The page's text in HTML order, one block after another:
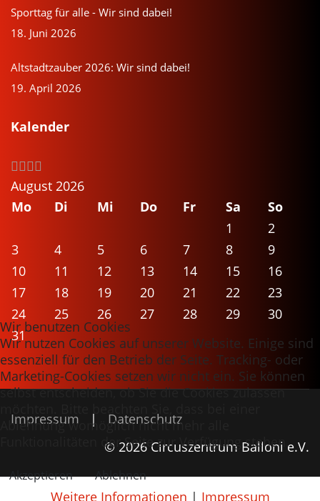
Sporttag für alle - Wir sind dabei!
18. Juni 2026
Altstadtzauber 2026: Wir sind dabei!
19. April 2026
Kalender
August 2026
Mo
Di Mi Do Fr Sa
So
1
2
3
4 5 6 7 8
9
10
11 12 13 14 15
16
17
18 19 20 21 22
23
24
25 26 27 28 29
30
31
Impressum | Datenschutz
© 2026 Circuszentrum Balloni e.V.
Wir benutzen Cookies
Wir nutzen Cookies auf unserer Website. Einige sind
essenziell für den Betrieb der Seite. Tracking- oder
Marketing-Cookies setzen wir nicht ein. Sie können
selbst entscheiden, ob Sie die Cookies zulassen
Ablehnung womöglich nicht mehr alle
Funktionalitäten der Seite zur Verfügung stehen.
Akzeptieren Ablehnen
Weitere Informationen | Impressum